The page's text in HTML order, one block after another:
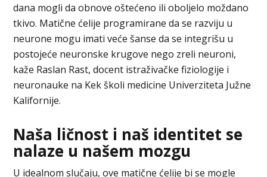
dana mogli da obnove oštećeno ili oboljelo moždano
tkivo. Matične ćelije programirane da se razviju u
neurone mogu imati veće šanse da se integrišu u
postojeće neuronske krugove nego zreli neuroni,
kaže Raslan Rast, docent istraživačke fiziologije i
neuronauke na Kek školi medicine Univerziteta Južne
Kalifornije.
Naša ličnost i naš identitet se
nalaze u našem mozgu
U idealnom slučaju, ove matične ćelije bi se mogle